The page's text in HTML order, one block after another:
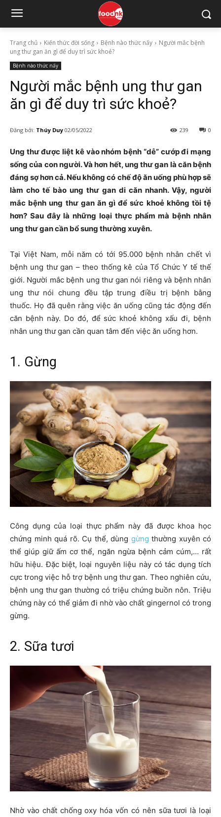
Trang chủ Kiến thức đời sống Bệnh nào thức nấy
Người mắc bệnh
ung thư gan ăn gì để duy trì sức khoẻ?
Bệnh nào thức nấy
Người mắc bệnh ung thư gan
ăn gì để duy trì sức khoẻ?
Đăng bởi: Thúy Duy 02/05/2022 0
239
Ung thư được liệt kê vào nhóm bệnh “dễ” cướp đi mạng
sống của con người. Và hơn hết, ung thư gan là căn bệnh
đáng sợ hơn cả. Nếu không có chế độ ăn uống phù hợp sẽ
làm cho tế bào ung thư gan di căn nhanh. Vậy, người
mắc bệnh ung thư gan ăn gì để sức khoẻ không tồi tệ
hơn? Sau đây là những loại thực phẩm mà bệnh nhân
ung thư gan cần bổ sung thường xuyên.
Tại Việt Nam, mỗi năm có tới 95.000 bệnh nhân chết vì
bệnh ung thư gan – theo thống kê của Tổ Chức Y tế thế
giới. Người mắc bệnh ung thư gan nói riêng và bệnh nhân
ung thư nói chung đều tập trung điều trị bệnh bằng
thuốc. Họ đã quên rằng việc ăn uống cũng tác động đến
căn bệnh này. Do đó, để sức khoẻ không xấu đi, bệnh
nhân ung thư gan cần quan tâm đến việc ăn uống hơn.
1. Gừng
Công dụng của loại thực phẩm này đã được khoa học
chứng minh quá rõ. Cụ thể, dùng gừng thường xuyên có
thể giúp giữ ấm cơ thể, ngăn ngừa bệnh cảm cúm,… rất
hữu hiệu. Đặc biệt, loại nguyên liệu này có tác dụng tích
cực trong việc hỗ trợ bệnh ung thư gan. Theo nghiên cứu,
bệnh ung thư gan thường có triệu chứng buồn nôn. Triệu
chứng này có thể giảm đi nhờ vào chất gingernol có trong
gừng.
2. Sữa tươi
Nhờ vào chất chống oxy hóa vốn có nên sữa tươi là loại